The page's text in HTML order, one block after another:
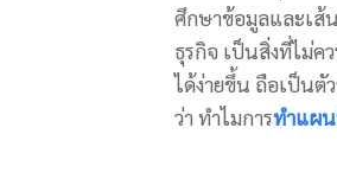
ศึกษาข้อมูลและเส้
ธุรกิจ เป็นสิ่งที่ไม่ค
ได้ง่ายขึ้น ถือเป็นตั
ว่า ทำไมการทำแผ